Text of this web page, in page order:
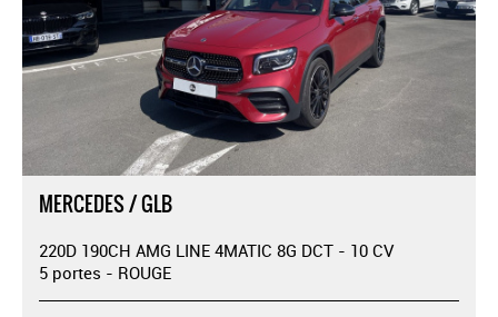
MERCEDES / GLB
220D 190CH AMG LINE 4MATIC 8G DCT - 10 CV
5 portes - ROUGE